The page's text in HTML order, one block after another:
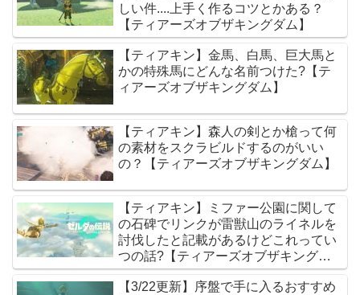
しい件....上手く作るコツとかある？
【ティアーズオブザキングダム】
【ティアキン】金馬、白馬、巨大馬と
かの特殊馬にどんな名前つけた?【テ
ィアーズオブザキングダム】
【ティアキン】森人の剣とか槍って何
の素材をスクラビルドするのがいい
の？【ティアーズオブザキングダム】
【ティアキン】ミファー公園に関して
の石碑でリンクが雷獣山のライネルを
討伐したと記載があるけどこれってい
つの話?【ティアーズオブザキングダ
ム】
【3/22更新】序盤で手に入るおすすめ